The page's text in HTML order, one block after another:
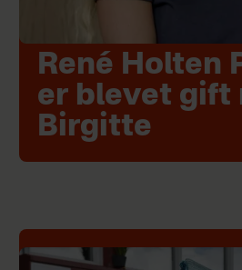
René Holten
er blevet gift
Birgitte